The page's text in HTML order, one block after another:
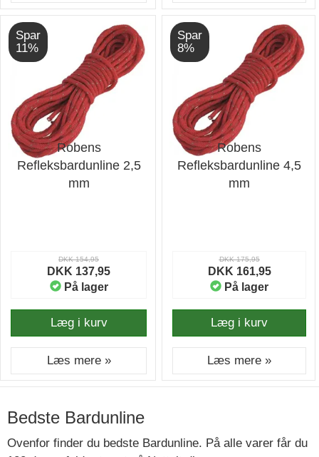
Spar
11%
Robens
Refleksbardunline 2,5
mm
DKK 154,95
DKK 137,95
På lager
Læg i kurv
Læs mere »
Spar
8%
Robens
Refleksbardunline 4,5
mm
DKK 175,95
DKK 161,95
På lager
Læg i kurv
Læs mere »
Bedste Bardunline
Ovenfor finder du bedste Bardunline. På alle varer får du